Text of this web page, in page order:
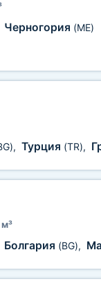
Черногория (ME)
, Турция (TR),
Болгария (BG),